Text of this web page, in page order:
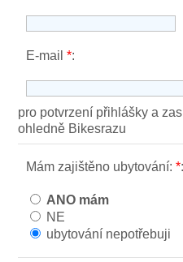
E-mail*:
pro potvrzení přihlášky a
ohledně Bikesrazu
Mám zajištěno ubytování:*:
ANO mám
NE
ubytování nepotřebuji